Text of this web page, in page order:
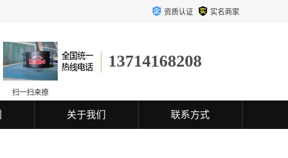
资质认证 实名商家
13714168208
扫一扫来撩
关于我们 联系方式